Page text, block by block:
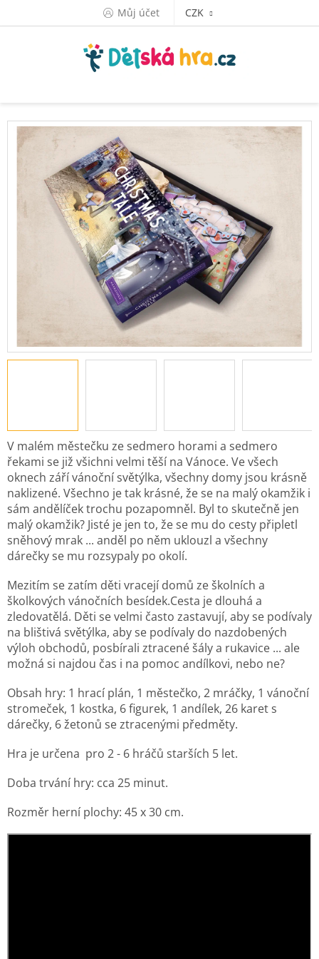
Můj účet CZK
V malém městečku ze sedmero horami a sedmero
řekami se již všichni velmi těší na Vánoce. Ve všech
oknech září vánoční světýlka, všechny domy jsou krásně
naklizené. Všechno je tak krásné, že se na malý okamžik i
sám andělíček trochu pozapomněl. Byl to skutečně jen
malý okamžik? Jisté je jen to, že se mu do cesty připletl
sněhový mrak ... anděl po něm uklouzl a všechny
dárečky se mu rozsypaly po okolí.
Mezitím se zatím děti vracejí domů ze školních a
školkových vánočních besídek.Cesta je dlouhá a
zledovatělá. Děti se velmi často zastavují, aby se podívaly
na blištivá světýlka, aby se podívaly do nazdobených
výloh obchodů, posbírali ztracené šály a rukavice ... ale
možná si najdou čas i na pomoc andílkovi, nebo ne?
Obsah hry: 1 hrací plán, 1 městečko, 2 mráčky, 1 vánoční
stromeček, 1 kostka, 6 figurek, 1 andílek, 26 karet s
dárečky, 6 žetonů se ztracenými předměty.
Hra je určena pro 2 - 6 hráčů starších 5 let.
Doba trvání hry: cca 25 minut.
Rozměr herní plochy: 45 x 30 cm.